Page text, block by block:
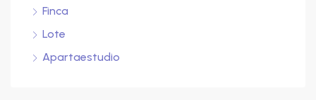
Finca
Lote
Apartaestudio